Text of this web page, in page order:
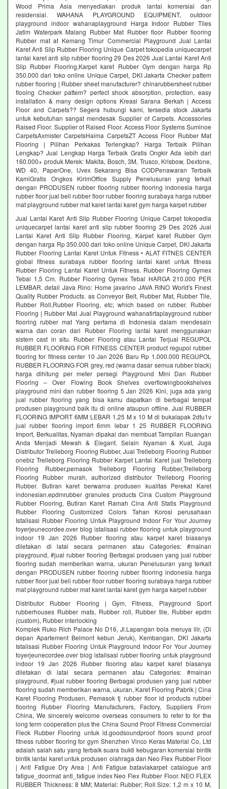
Wood Prima Asia menyediakan produk lantai komersial dan
residensial. WAHANA PLAYGROUND EQUIPMENT, outdoor
playground indoor wahanaplayground Harga Indoor Rubber Tiles
Jatim Waterpark Malang Rubber Mat Rubber floor Rubber flooring
Rubber mat at Kemang Timur Commercial Playground Jual Lantai
Karet Anti Slip Rubber Flooring Unique Carpet tokopedia uniquecarpet
lantai karet anti slip rubber flooring 29 Des 2026 Jual Lantai Karet Anti
Slip Rubber Flooring,Karpet karet Rubber Gym dengan harga Rp
350.000 dari toko online Unique Carpet, DKI Jakarta Checker pattem
rubber flooring | Rubber sheet manufacturer? chinarubbersheet rubber
flooing Checker pattem? perfect shock absorption, protection, easy
installation & many design options Kreasi Sarana Berkah | Access
Floor and Carpets?? Segera hubungi kami, tersedia stock Jakarta
untuk kebutuhan sangat mendesak Supplier of Carpets. Accessories
Raised Floor. Supplier of Raised Floor. Access Floor Systems Suminoe
CarpetsAxmister CarpetsHaima CarpetsZT Access Floor Rubber Mat
Flooring | Pilihan Perkakas Terlengkap? Harga Terbaik Pilihan
Lengkap? Jual Lengkap Harga Terbaik Gratis Ongkir Ada lebih dari
160.000+ produk Merek: Makita, Bosch, 3M, Trusco, Krisbow, Dextone,
WD 40, PaperOne, Uvex Sekarang Bisa CODPenawaran Terbaik
KamiGratis Ongkos KirimOffice Supply Penelusuran yang terkait
dengan PRODUSEN rubber flooring rubber flooring indonesia harga
rubber floor jual beli rubber floor rubber flooring surabaya harga rubber
mat playground rubber mat karet lantai karet gym harga karpet rubber
Jual Lantai Karet Anti Slip Rubber Flooring Unique Carpet tokopedia
uniquecarpet lantai karet anti slip rubber flooring 29 Des 2026 Jual
Lantai Karet Anti Slip Rubber Flooring, Karpet karet Rubber Gym
dengan harga Rp 350.000 dari toko online Unique Carpet, DKI Jakarta
Rubber Flooring Lantai Karet Untuk Fitness • ALAT FITNES CENTER
global fitness surabaya rubber flooring lantai karet untuk fitness
Rubber Flooring Lantai Karet Untuk Fitness. Rubber Flooring Gymex
Tebal 1,5 Cm. Rubber Flooring Gymex Tebal HARGA 210.000 PER
LEMBAR. detail Java Rino: Home javarino JAVA RINO World's Finest
Quality Rubber Products. as Conveyor Belt, Rubber Mat, Rubber Tile,
Rubber Roll,Rubber Flooring, etc; which based on rubber. Rubber
Flooring | Rubber Mat Jual Playground wahanatirtaplayground rubber
flooring rubber mat Yang pertama di Indonesia dalam mendesain
warna dan coran dari Rubber Flooring lantai karet menggunakan
sistem cast in situ. Rubber Flooring atau Lantai Terjual REGUPOL
RUBBER FLOORING FOR FITNESS CENTER product regupol rubber
flooring for fitness center 10 Jan 2026 Baru Rp 1.000.000 REGUPOL
RUBBER FLOORING FOR grey, red (warna dasar semua rubber black)
harga dihitung per meter persegi Playground Mini Dan Rubber
Flooring – Over Flowing Book Shelves overflowingbookshelves
playground mini dan rubber flooring 5 Jan 2026 Kini, juga ada yang
jual rubber flooring yang bisa kamu dapatkan di berbagai tempat
produsen playground baik itu di online ataupun offline. Jual RUBBER
FLOORING IMPORT 6MM LEBAR 1,25 M x 10 M di bukalapak 2dtu1v
jual rubber flooring import 6mm lebar 1 25 RUBBER FLOORING
Import, Berkualitas, Nyaman dipakai dan membuat Tampilan Ruangan
Anda Menjadi Mewah & Elegant. Selain Nyaman & Kuat, Juga
Distributor Trelleborg Flooring Rubber, Jual Trelleborg Flooring Rubber
onebiz Trelleborg Flooring Rubber Karpet Lantai Karet jual Trelleborg
Flooring Rubber,pemasok Trelleborg Flooring Rubber,Trelleborg
Flooring Rubber murah, authorized distributor Trelleborg Flooring
Rubber. Butiran karet berwarna produsen kualitas Perekat Karet
indonesian.epdmrubber granules products Cina Custom Playground
Rubber Flooring, Butiran Karet Ramah Cina Anti Statis Playground
Rubber Flooring Customized Colors Tahan Korosi perusahaan
Istalisasi Rubber Flooring Untuk Playground Indoor For Your Journey
foyerjeunecordee.over blog istalisasi rubber flooring untuk playground
indoor 19 Jan 2026 Rubber flooring atau karpet karet biasanya
diletakan di latai secara permanen atau Categories: #mainan
playground, #jual rubber flooring Berbagai produsen yang jual rubber
flooring sudah memberikan warna, ukuran Penelusuran yang terkait
dengan PRODUSEN rubber flooring rubber flooring indonesia harga
rubber floor jual beli rubber floor rubber flooring surabaya harga rubber
mat playground rubber mat karet lantai karet gym harga karpet rubber
Distributor Rubber Flooring | Gym, Fitness, Playground Sport
rubberhouses Rubber mats, Rubber roll, Rubber tile, Rubber epdm
(custom), Rubber interlocking
Komplek Ruko Rich Palace No D16, Jl.Lapangan bola meruya ilir, (Di
depan Apartement Belmont kebun Jeruk), Kembangan, DKI Jakarta
Istalisasi Rubber Flooring Untuk Playground Indoor For Your Journey
foyerjeunecordee.over blog istalisasi rubber flooring untuk playground
indoor 19 Jan 2026 Rubber flooring atau karpet karet biasanya
diletakan di latai secara permanen atau Categories: #mainan
playground, #jual rubber flooring Berbagai produsen yang jual rubber
flooring sudah memberikan warna, ukuran, Karet Flooring Pabrik | Cina
Karet Flooring Produsen, Pemasok tj rubber floor id products rubber
flooring Rubber Flooring Manufacturers, Factory, Suppliers From
China, We sincerely welcome overseas consumers to refer to for the
long term cooperation plus the China Sound Proof Fitness Commercial
Fleck Rubber Flooring untuk id.goodsoundproof floors sound proof
fitness rubber flooring for gym Shenzhen Vinco Keras Material Co, Ltd
adalah salah satu yang terbaik suara bukti kebugaran komersial bintik
bintik lantai karet untuk produsen olahraga dan Neo Flex Rubber Floor
| Anti Fatigue Dry Area | Anti Fatigue bataviakarpet catalogue anti
fatigue_doormat anti_fatigue index Neo Flex Rubber Floor. NEO FLEX
RUBBER Thickness: 8 MM; Material: Rubber; Roll Size: 1,2 m x 10 M,